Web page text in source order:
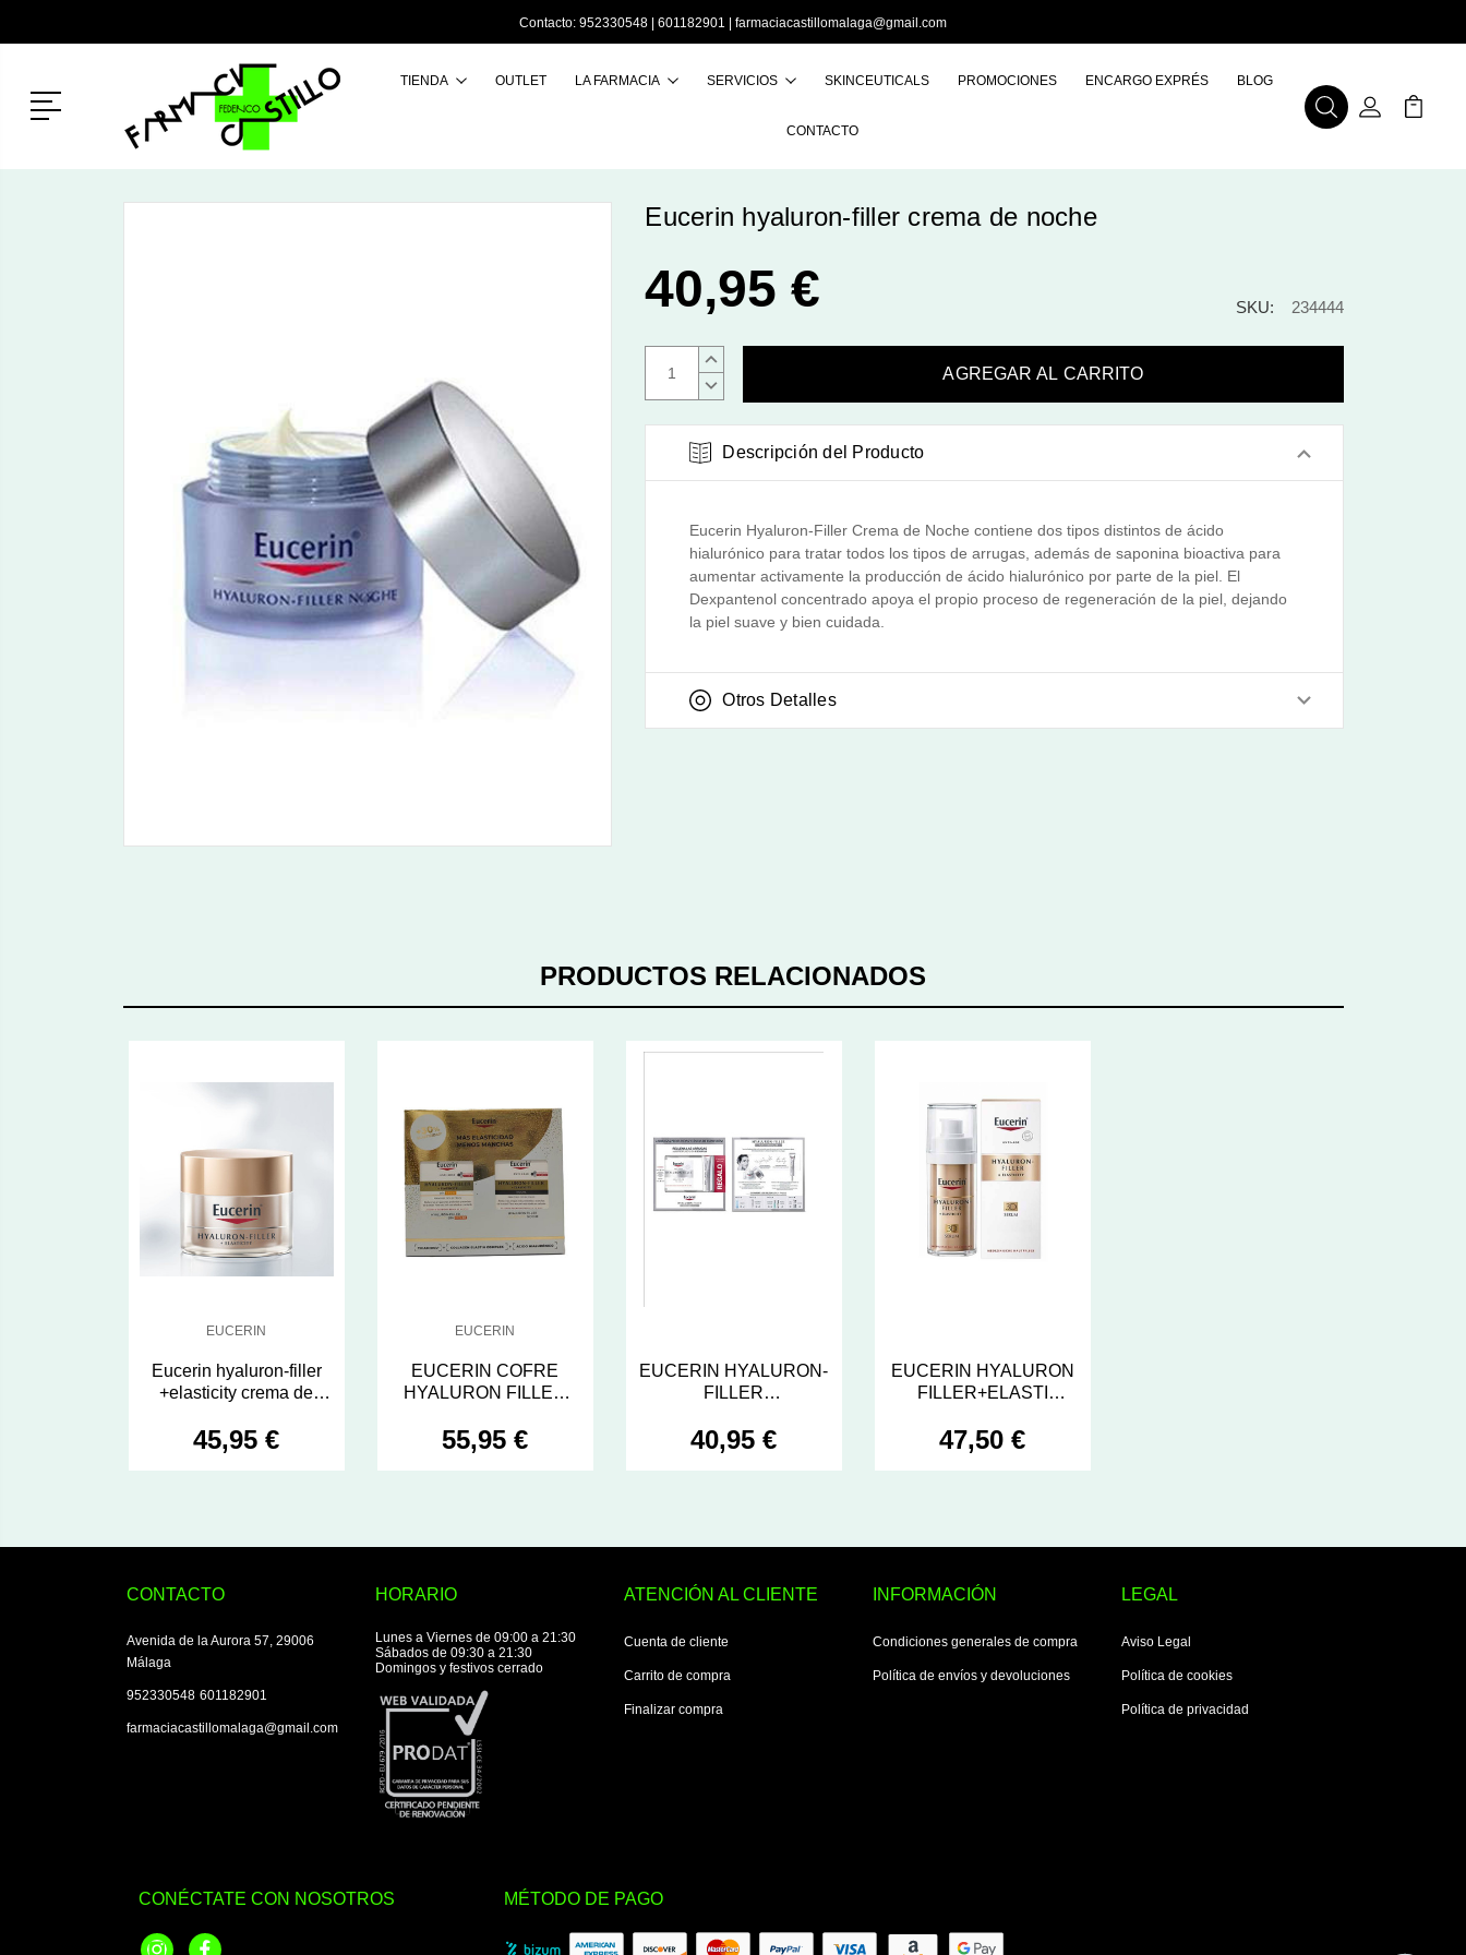
Contacto: 952330548 | 601182901 | farmaciacastillomalaga@gmail.com
Menú
TIENDA OUTLET LA FARMACIA SERVICIOS SKINCEUTICALS PROMOCIONES ENCARGO EXPRÉS BLOG
CONTACTO
BuscarMi Cuenta
Mi
Eucerin hyaluron-filler crema de noche
40,95 €
AUMENTAR
DISMINUIR
CANTIDAD:
SKU: 234444
Descripción del Producto
Eucerin Hyaluron-Filler Crema de Noche contiene dos tipos distintos de ácido
hialurónico para tratar todos los tipos de arrugas, además de saponina bioactiva para
aumentar activamente la producción de ácido hialurónico por parte de la piel. El
Dexpantenol concentrado apoya el propio proceso de regeneración de la piel, dejando
la piel suave y bien cuidada.
Otros Detalles
PRODUCTOS RELACIONADOS
EUCERIN
Eucerin hyaluron-filler
+elasticity crema de
45,95 €
EUCERIN
EUCERIN COFRE
HYALURON FILLER
55,95 €
EUCERIN HYALURON-
FILLER
40,95 €
EUCERIN HYALURON
FILLER+ELASTI
47,50 €
CONTACTO
Avenida de la Aurora 57, 29006
Málaga
952330548 601182901
farmaciacastillomalaga@gmail.com
HORARIO
Lunes a Viernes de 09:00 a 21:30
Sábados de 09:30 a 21:30
Domingos y festivos cerrado
ATENCIÓN AL CLIENTE
Cuenta de cliente
Carrito de compra
Finalizar compra
INFORMACIÓN
Condiciones generales de compra
Política de envíos y devoluciones
LEGAL
Aviso Legal
Política de cookies
Política de privacidad
CONÉCTATE CON NOSOTROS MÉTODO DE PAGO